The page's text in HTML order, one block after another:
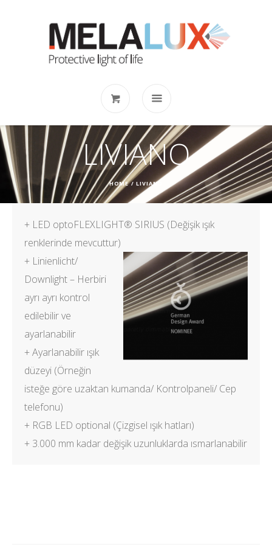
LIVIANO
HOME /LIVIANO
+ LED optoFLEXLIGHT® SIRIUS (Değişik ışık
renklerinde mevcuttur)
+ Linienlicht/
Downlight – Herbiri
ayrı ayrı kontrol
edilebilir ve
ayarlanabilir
+ Ayarlanabilir ışık
düzeyi (Örneğin
isteğe göre uzaktan kumanda/ Kontrolpaneli/ Cep
telefonu)
+ RGB LED optional (Çizgisel ışık hatları)
+ 3.000 mm kadar değişik uzunluklarda ısmarlanabilir